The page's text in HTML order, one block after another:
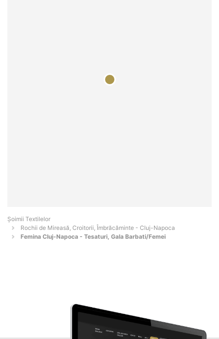
Șoimii Textilelor
Rochii de Mireasă, Croitorii, Îmbrăcăminte - Cluj-Napoca
Femina Cluj-Napoca - Tesaturi, Gala Barbati/Femei